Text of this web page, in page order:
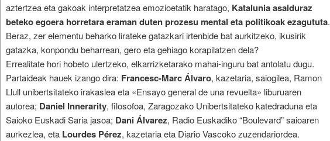
aztertzea eta gakoak interpretatzea emozioetatik haratago, Katalunia asalduraz
beteko egoera horretara eraman duten prozesu mental eta politikoak ezagututa.
Beraz, zer elementu beharko lirateke gatazkari irtenbide bat aurkitzeko, ikusirik
gatazka, konpondu beharrean, gero eta gehiago korapilatzen dela?
Errealitate hori hobeto ulertzeko, elkarrizketarako mahai-inguru bat antolatu dugu.
Partaideak hauek izango dira: Francesc-Marc Álvaro, kazetaria, saiogilea, Ramon
Llull unibertsitateko irakaslea eta «Ensayo general de una revuelta» liburuaren
autorea; Daniel Innerarity, filosofoa, Zaragozako Unibertsitateko katedraduna eta
Saioko Euskadi Saria jasoa; Dani Álvarez, Radio Euskadiko “Boulevard” saioaren
aurkezlea, eta Lourdes Pérez, kazetaria eta Diario Vascoko zuzendariordea.